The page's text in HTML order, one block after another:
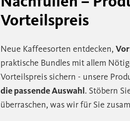
Vorteilspreis
Neue Kaffeesorten entdecken,
praktische Bundles mit allem
Vorteilspreis sichern - unsere
die passende Auswahl. Stöbern
überraschen, was wir für Sie